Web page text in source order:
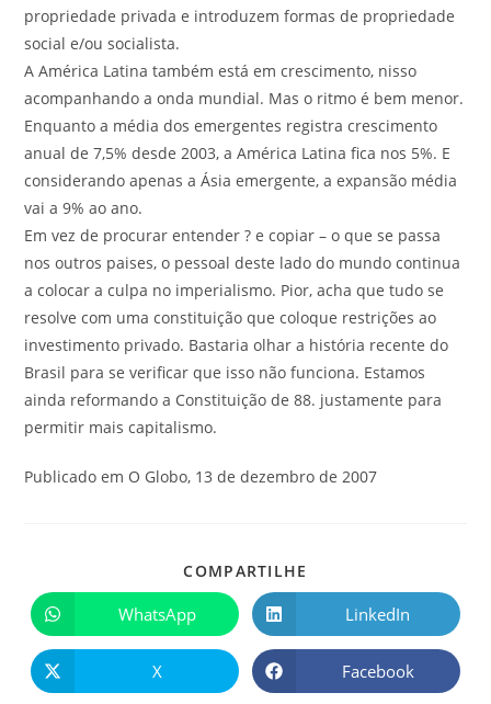
propriedade privada e introduzem formas de propriedade
social e/ou socialista.
A América Latina também está em crescimento, nisso
acompanhando a onda mundial. Mas o ritmo é bem menor.
Enquanto a média dos emergentes registra crescimento
anual de 7,5% desde 2003, a América Latina fica nos 5%. E
considerando apenas a Ásia emergente, a expansão média
vai a 9% ao ano.
Em vez de procurar entender ? e copiar – o que se passa
nos outros paises, o pessoal deste lado do mundo continua
a colocar a culpa no imperialismo. Pior, acha que tudo se
resolve com uma constituição que coloque restrições ao
investimento privado. Bastaria olhar a história recente do
Brasil para se verificar que isso não funciona. Estamos
ainda reformando a Constituição de 88. justamente para
permitir mais capitalismo.
Publicado em O Globo, 13 de dezembro de 2007
COMPARTILHE
WhatsApp LinkedIn
X Facebook